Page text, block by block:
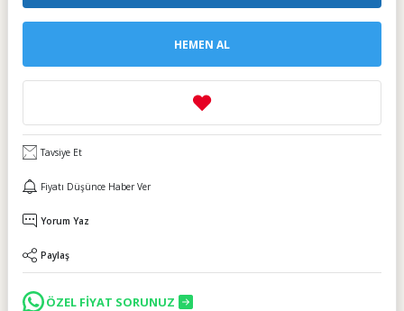
HEMEN AL
Tavsiye Et
Fiyatı Düşünce Haber Ver
Yorum Yaz
Paylaş
ÖZEL FİYAT SORUNUZ